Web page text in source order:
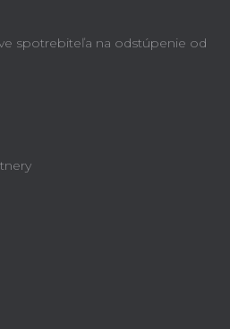
spotrebiteľa na odstúpenie od